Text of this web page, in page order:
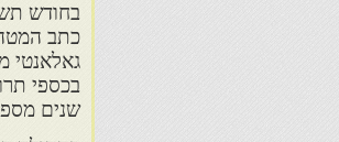
בחודש
כתב
גאלאנטי
בכספי
שנים